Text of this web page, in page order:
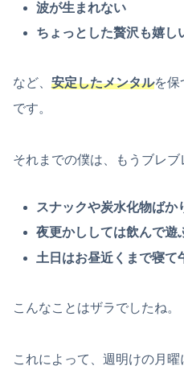
波が生まれない
ちょっとした贅沢も嬉し
など、 安定したメンタルを保
です。
それまでの僕は、もうブレブ
スナックや炭水化物ばか
夜更かししては飲んで遊
土日はお昼近くまで寝て
こんなことはザラでしたね。
これによって、週明けの月